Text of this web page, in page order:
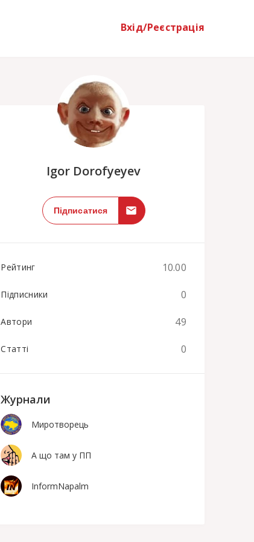
Вхід/Реєстрація
Igor Dorofyeyev
Підписатися
Рейтинг 10.00
Підписники 0
Автори 49
Статті 0
Журнали
Миротворець
А що там у ПП
InformNapalm